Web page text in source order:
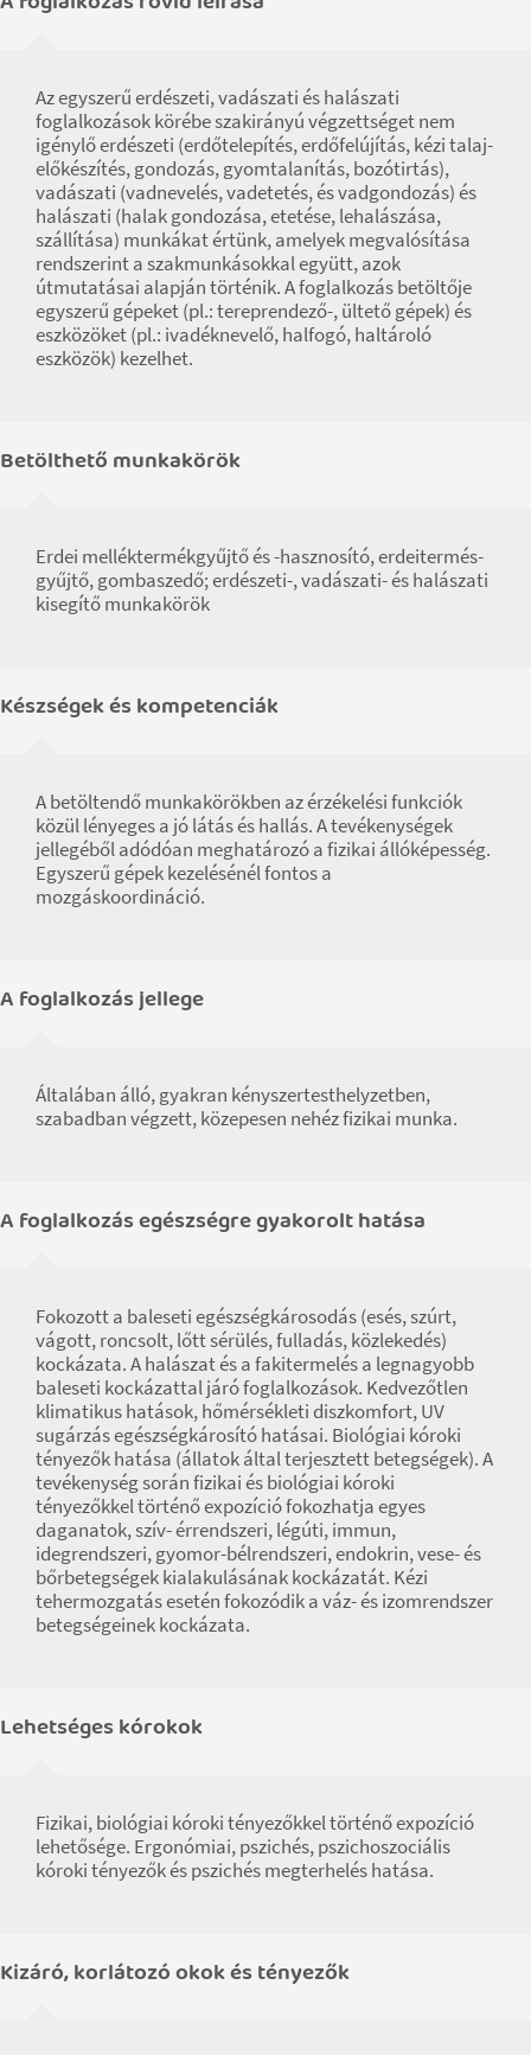
Az egyszerű erdészeti, vadászati és halászati
foglalkozások körébe szakirányú végzettséget nem
igénylő erdészeti (erdőtelepítés, erdőfelújítás, kézi talaj-
előkészítés, gondozás, gyomtalanítás, bozótirtás),
vadászati (vadnevelés, vadetetés, és vadgondozás) és
halászati (halak gondozása, etetése, lehalászása,
szállítása) munkákat értünk, amelyek megvalósítása
rendszerint a szakmunkásokkal együtt, azok
útmutatásai alapján történik. A foglalkozás betöltője
egyszerű gépeket (pl.: tereprendező-, ültető gépek) és
eszközöket (pl.: ivadéknevelő, halfogó, haltároló
eszközök) kezelhet.
Betölthető munkakörök
Erdei melléktermékgyűjtő és -hasznosító, erdeitermés-
gyűjtő, gombaszedő; erdészeti-, vadászati- és halászati
kisegítő munkakörök
Készségek és kompetenciák
A betöltendő munkakörökben az érzékelési funkciók
közül lényeges a jó látás és hallás. A tevékenységek
jellegéből adódóan meghatározó a fizikai állóképesség.
Egyszerű gépek kezelésénél fontos a
mozgáskoordináció.
A foglalkozás jellege
Általában álló, gyakran kényszertesthelyzetben,
szabadban végzett, közepesen nehéz fizikai munka.
A foglalkozás egészségre gyakorolt hatása
Fokozott a baleseti egészségkárosodás (esés, szúrt,
vágott, roncsolt, lőtt sérülés, fulladás, közlekedés)
kockázata. A halászat és a fakitermelés a legnagyobb
baleseti kockázattal járó foglalkozások. Kedvezőtlen
klimatikus hatások, hőmérsékleti diszkomfort, UV
sugárzás egészségkárosító hatásai. Biológiai kóroki
tényezők hatása (állatok által terjesztett betegségek). A
tevékenység során fizikai és biológiai kóroki
tényezőkkel történő expozíció fokozhatja egyes
daganatok, szív- érrendszeri, légúti, immun,
idegrendszeri, gyomor-bélrendszeri, endokrin, vese- és
bőrbetegségek kialakulásának kockázatát. Kézi
tehermozgatás esetén fokozódik a váz- és izomrendszer
betegségeinek kockázata.
Lehetséges kórokok
Fizikai, biológiai kóroki tényezőkkel történő expozíció
lehetősége. Ergonómiai, pszichés, pszichoszociális
kóroki tényezők és pszichés megterhelés hatása.
Kizáró, korlátozó okok és tényezők